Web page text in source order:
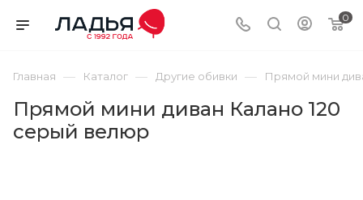
0
Главная — Каталог — Другие обивки — Прямой мини
Прямой мини диван Калано 120
серый велюр